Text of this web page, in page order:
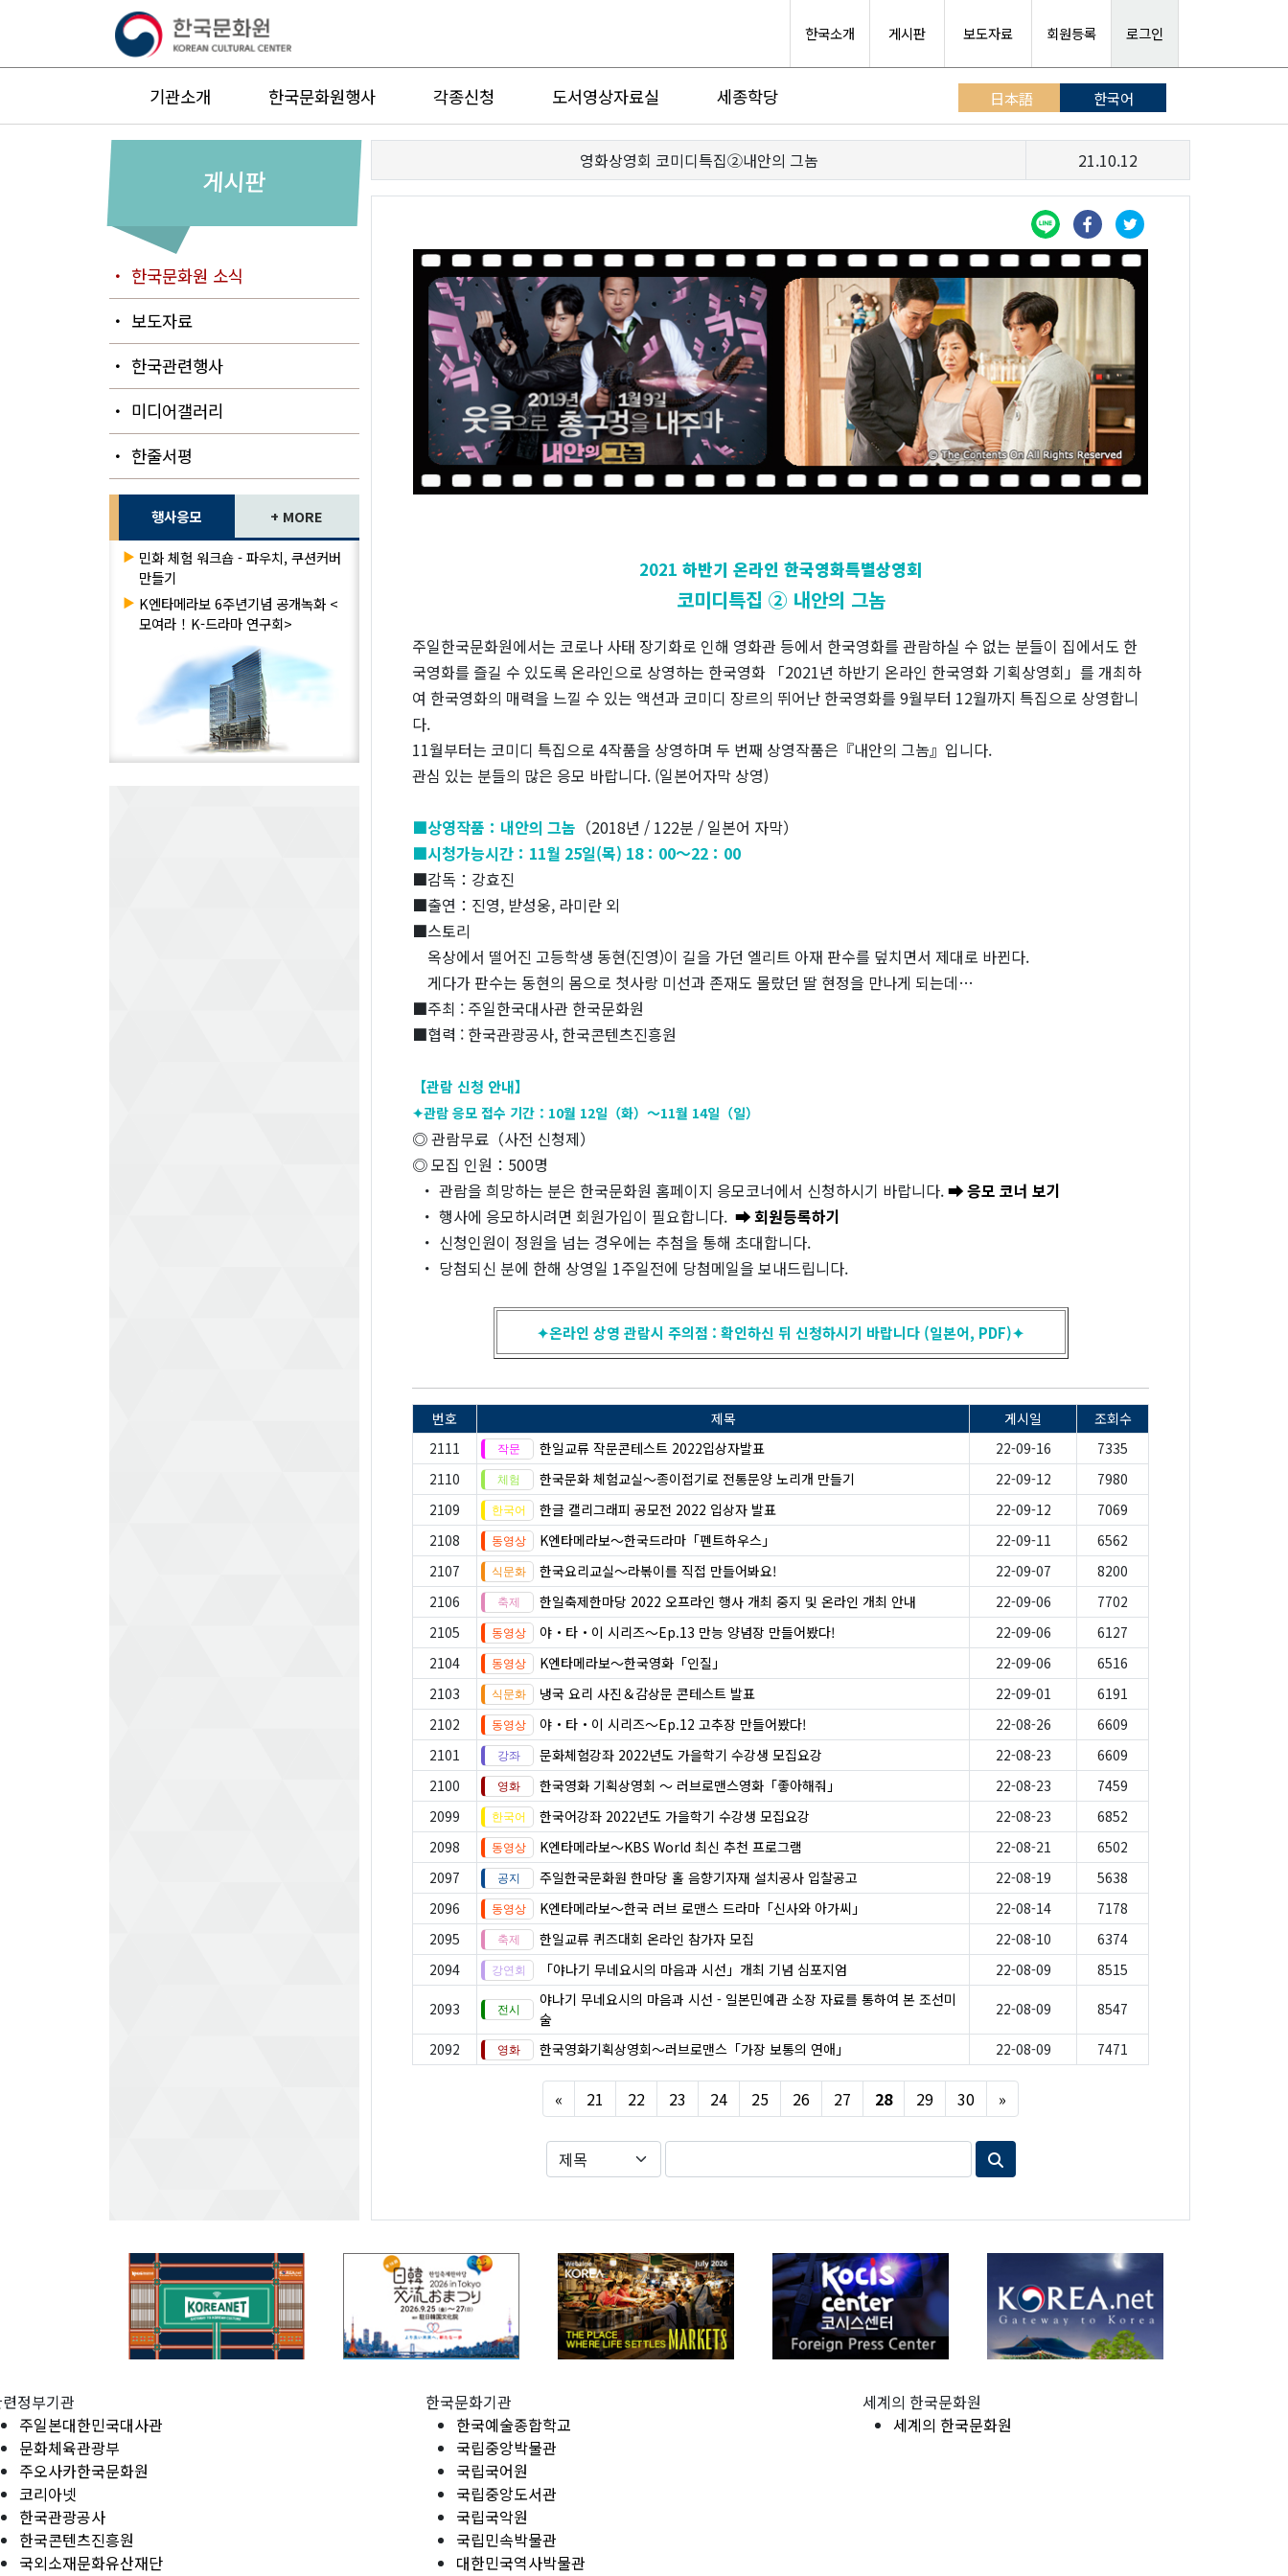
한국소개 게시판 보도자료 회원등록 로그인
기관소개 한국문화원행사 각종신청 도서영상자료실 세종학당 日本語 한국어
게시판
・ 한국문화원 소식
・ 보도자료
・ 한국관련행사
・ 미디어갤러리
・ 한줄서평
행사응모 + MORE
▶ 민화 체험 워크숍 - 파우치, 쿠션커버
만들기
▶ K엔타메라보 6주년기념 공개녹화 <
모여라！K-드라마 연구회>
영화상영회 코미디특집②내안의 그놈 21.10.12
2021 하반기 온라인 한국영화특별상영회
코미디특집 ② 내안의 그놈
주일한국문화원에서는 코로나 사태 장기화로 인해 영화관 등에서 한국영화를 관람하실 수 없는 분들이 집에서도 한
국영화를 즐길 수 있도록 온라인으로 상영하는 한국영화 「2021년 하반기 온라인 한국영화 기획상영회」를 개최하
여 한국영화의 매력을 느낄 수 있는 액션과 코미디 장르의 뛰어난 한국영화를 9월부터 12월까지 특집으로 상영합니
다.
11월부터는 코미디 특집으로 4작품을 상영하며 두 번째 상영작품은『내안의 그놈』입니다.
관심 있는 분들의 많은 응모 바랍니다. (일본어자막 상영)
■상영작품：내안의 그놈 （2018년 / 122분 / 일본어 자막）
■시청가능시간：11월 25일(목) 18：00～22：00
■감독：강효진
■출연：진영, 받성웅, 라미란 외
■스토리
옥상에서 떨어진 고등학생 동현(진영)이 길을 가던 엘리트 아재 판수를 덮치면서 제대로 바뀐다.
게다가 판수는 동현의 몸으로 첫사랑 미선과 존재도 몰랐던 딸 현정을 만나게 되는데…
■주최 : 주일한국대사관 한국문화원
■협력 : 한국관광공사, 한국콘텐츠진흥원
【관람 신청 안내】
✦관람 응모 접수 기간：10월 12일（화）～11월 14일（일）
◎ 관람무료（사전 신청제）
◎ 모집 인원：500명
・ 관람을 희망하는 분은 한국문화원 홈페이지 응모코너에서 신청하시기 바랍니다.➡ 응모 코너 보기
・ 행사에 응모하시려면 회원가입이 필요합니다. ➡ 회원등록하기
・ 신청인원이 정원을 넘는 경우에는 추첨을 통해 초대합니다.
・ 당첨되신 분에 한해 상영일 1주일전에 당첨메일을 보내드립니다.
✦온라인 상영 관람시 주의점 : 확인하신 뒤 신청하시기 바랍니다 (일본어, PDF)✦
번호 제목 게시일
조회수
2111
한일교류 작문콘테스트 2022입상자발표 22-09-16
7335
2110
한국문화 체험교실〜종이접기로 전통문양 노리개 만들기 22-09-12
7980
2109
한글 캘리그래피 공모전 2022 입상자 발표 22-09-12
7069
2108
K엔타메라보～한국드라마「펜트하우스」 22-09-11
6562
2107
한국요리교실〜라볶이를 직접 만들어봐요! 22-09-07
8200
2106
한일축제한마당 2022 오프라인 행사 개최 중지 및 온라인 개최 안내 22-09-06
7702
2105
야・타・이 시리즈〜Ep.13 만능 양념장 만들어봤다! 22-09-06
6127
2104
K엔타메라보～한국영화「인질」 22-09-06
6516
2103
냉국 요리 사진＆감상문 콘테스트 발표 22-09-01
6191
2102
야・타・이 시리즈〜Ep.12 고추장 만들어봤다! 22-08-26
6609
2101
문화체험강좌 2022년도 가을학기 수강생 모집요강 22-08-23
6609
2100
한국영화 기획상영회 ～ 러브로맨스영화「좋아해줘」 22-08-23
7459
2099
한국어강좌 2022년도 가을학기 수강생 모집요강 22-08-23
6852
2098
K엔타메라보～KBS World 최신 추천 프로그램 22-08-21
6502
2097
주일한국문화원 한마당 홀 음향기자재 설치공사 입찰공고 22-08-19
5638
2096
K엔타메라보～한국 러브 로맨스 드라마「신사와 아가씨」 22-08-14
7178
2095
한일교류 퀴즈대회 온라인 참가자 모집 22-08-10
6374
2094
「야나기 무네요시의 마음과 시선」개최 기념 심포지엄 22-08-09 8515
2093
야나기 무네요시의 마음과 시선 - 일본민예관 소장 자료를 통하여 본 조선미
술
22-08-09 8547
2092 한국영화기획상영회～러브로맨스「가장 보통의 연애」 22-08-09 7471
« Previous
21 22 23 24 25 26 27 28 29 30 »
정부기관
주일본대한민국대사관
문화체육관광부
주오사카한국문화원
코리아넷
한국관광공사
한국콘텐츠진흥원
국외소재문화유산재단
한국문화기관
한국예술종합학교
국립중앙박물관
국립국어원
국립중앙도서관
국립국악원
국립민속박물관
대한민국역사박물관
세계의 한국문화원
세계의 한국문화원